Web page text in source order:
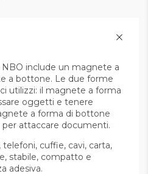
include un magnete a
a bottone. Le due forme
utilizzi: il magnete a forma
oggetti e tenere
a forma di bottone
attaccare documenti.
cuffie, cavi, carta,
stabile, compatto e
adesiva.